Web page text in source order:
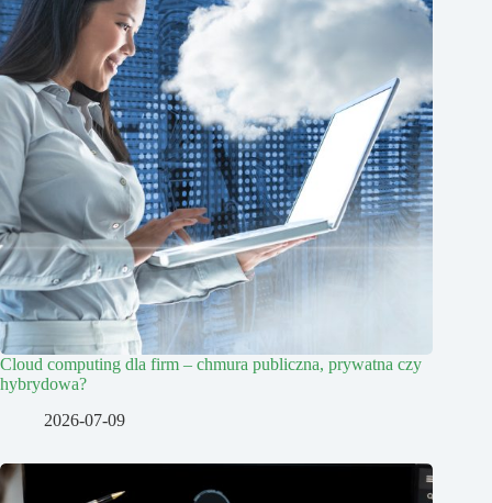
Cloud computing dla firm – chmura publiczna, prywatna czy
hybrydowa?
2026-07-09